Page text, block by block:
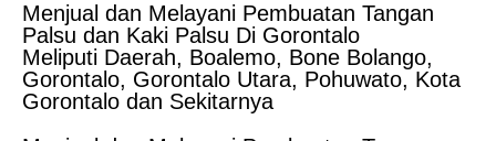
Menjual dan Melayani Pembuatan Tangan
Palsu dan Kaki Palsu Di Gorontalo
Meliputi Daerah, Boalemo, Bone Bolango,
Gorontalo, Gorontalo Utara, Pohuwato, Kota
Gorontalo dan Sekitarnya